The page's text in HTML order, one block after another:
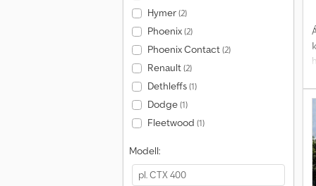
Hymer(2)
Phoenix(2)
Phoenix Contact(2)
Renault(2)
Dethleffs(1)
Dodge(1)
Fleetwood (1)
Modell: